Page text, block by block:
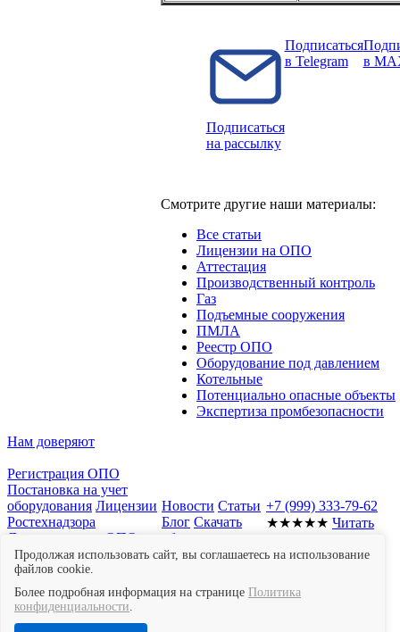
Подписаться
на рассылку
Подписаться
в Telegram
в
Смотрите другие наши материалы:
Все статьи
Лицензии на ОПО
Аттестация
Производственный контроль
Газ
Подъемные сооружения
ПМЛА
Реестр ОПО
Оборудование под давлением
Котельные
Потенциально опасные объекты
Экспертиза промбезопасности
Нам доверяют
Регистрация ОПО
Постановка на учет
оборудования Лицензии
Ростехнадзора
Документы для ОПО
Отчет о
производственном
контроле
Экспертиза
промышленной
безопасности
Новости Статьи
Блог Скачать
образцы
документов Мы
+7 (999) 333-79-62
★★★★★ Читать
Картах
Продолжая использовать сайт, вы соглашаетесь на использование
файлов cookie.
Более подробная информация на странице Политика
конфиденциальности.